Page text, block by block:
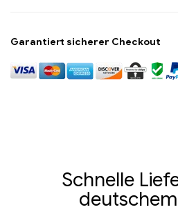
Garantiert sicherer Checkout
Schnelle